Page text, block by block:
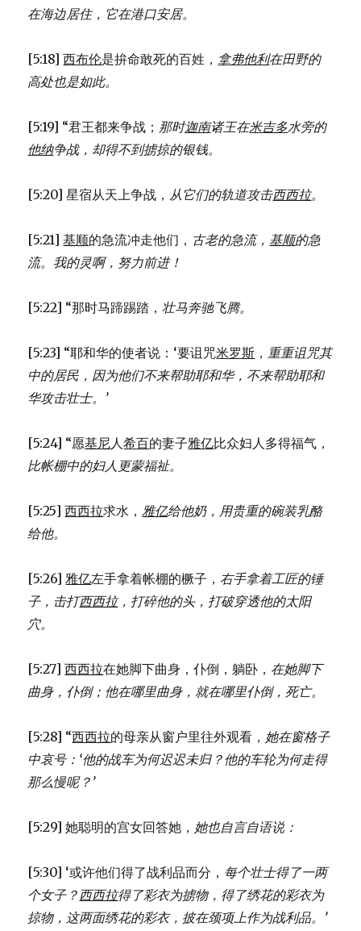
在海边居住， 它在港口安居。
[5:18]西布伦是拚命敢死的百姓， 拿弗他利在田野的
高处也是如此。
[5:19] “君王都来争战； 那时迦南诸王在米吉多水旁的
他纳争战， 却得不到掳掠的银钱。
[5:20] 星宿从天上争战， 从它们的轨道攻击西西拉。
[5:21]基顺的急流冲走他们， 古老的急流， 基顺的急
流。 我的灵啊，努力前进！
[5:22] “那时马蹄踢踏，壮马奔驰飞腾。
[5:23] “耶和华的使者说：‘要诅咒米罗斯 ， 重重诅咒其
中的居民， 因为他们不来帮助耶和华， 不来帮助耶和
华攻击壮士。’
[5:24] “愿基尼人希百的妻子雅亿比众妇人多得福气，
比帐棚中的妇人更蒙福祉。
[5:25]西西拉求水，雅亿给他奶， 用贵重的碗装乳酪
给他。
[5:26]雅亿左手拿着帐棚的橛子， 右手拿着工匠的锤
子， 击打西西拉，打碎他的头， 打破穿透他的太阳
穴。
[5:27]西西拉在她脚下曲身，仆倒，躺卧， 在她脚下
曲身，仆倒； 他在哪里曲身，就在哪里仆倒，死亡。
[5:28] “西西拉的母亲从窗户里往外观看， 她在窗格子
中哀号： ‘他的战车为何迟迟未归？他的车轮为何走得
那么慢呢？’
[5:29] 她聪明的宫女回答她， 她也自言自语说：
[5:30] ‘或许他们得了战利品而分， 每个壮士得了一两
个女子？ 西西拉得了彩衣为掳物， 得了绣花的彩衣为
掠物， 这两面绣花的彩衣， 披在颈项上作为战利品。’